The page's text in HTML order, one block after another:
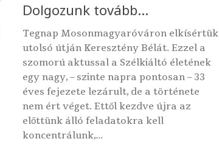
Dolgozunk tovább…
Tegnap Mosonmagyaróváron elkísértük
utolsó útján Keresztény Bélát. Ezzel a
szomorú aktussal a Szélkiáltó életének
egy nagy, – szinte napra pontosan – 33
éves fejezete lezárult, de a története
nem ért véget. Ettől kezdve újra az
előttünk álló feladatokra kell
koncentrálunk,...